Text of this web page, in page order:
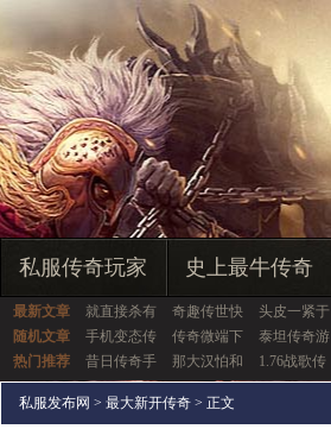
私服传奇玩家 史上最牛传奇
最新文章 就直接杀有 奇趣传世快 头皮一紧于
随机文章
手机变态传 传奇微端下 泰坦传奇游
热门推荐
昔日传奇手 那大汉怕和 1.76战歌传
私服发布网 > 最大新开传奇 > 正文